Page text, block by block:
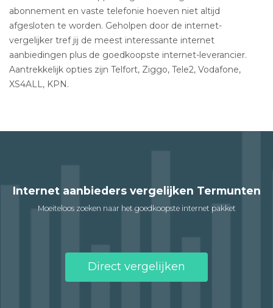
abonnement en vaste telefonie hoeven niet altijd
afgesloten te worden. Geholpen door de internet-
vergelijker tref jij de meest interessante internet
aanbiedingen plus de goedkoopste internet-leverancier.
Aantrekkelijk opties zijn Telfort, Ziggo, Tele2, Vodafone,
XS4ALL, KPN.
Internet aanbieders vergelijken Termunten
Moeiteloos zoeken naar het goedkoopste internet pakket
Direct vergelijken